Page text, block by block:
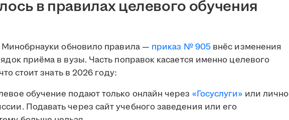
в правилах целевого обучения
обновило правила — приказ № 905внёс изменения
приёма в вузы. Часть поправок касается именно целевого
стоит знать в 2026 году:
обучение подают только онлайн через «Госуслуги» или лично
Подавать через сайт учебного заведения или его